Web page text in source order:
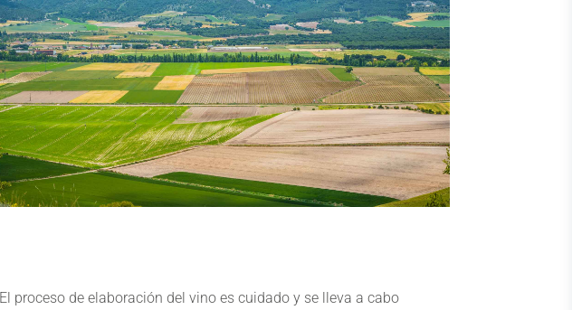
El proceso de elaboración del vino es cuidado y se lleva a cabo